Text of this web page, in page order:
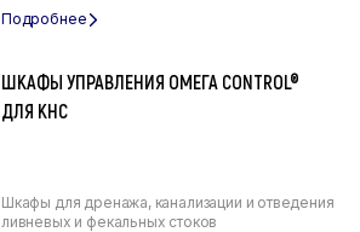
ШКАФЫ УПРАВЛЕНИЯ ОМЕГА CONTROL®
ДЛЯ КНС
Шкафы для дренажа, канализации и отведения
ливневых и фекальных стоков